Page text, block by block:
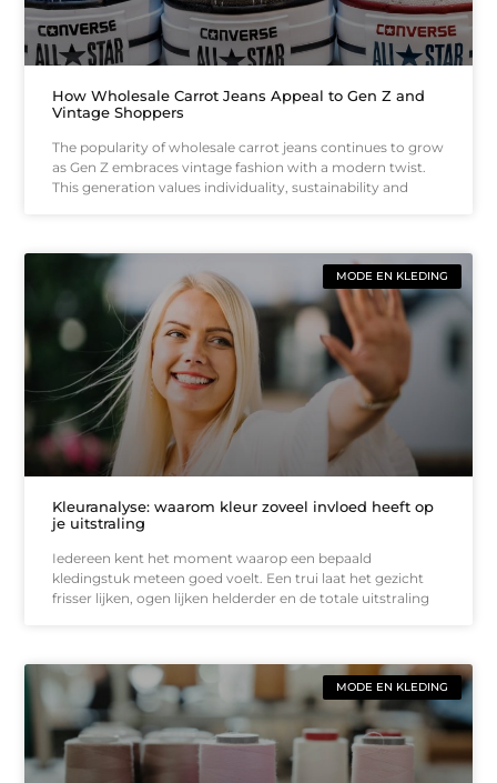
How Wholesale Carrot Jeans Appeal to Gen Z and
Vintage Shoppers
The popularity of wholesale carrot jeans continues to grow
as Gen Z embraces vintage fashion with a modern twist.
This generation values individuality, sustainability and
MODE EN KLEDING
Kleuranalyse: waarom kleur zoveel invloed heeft op
je uitstraling
Iedereen kent het moment waarop een bepaald
kledingstuk meteen goed voelt. Een trui laat het gezicht
frisser lijken, ogen lijken helderder en de totale uitstraling
MODE EN KLEDING